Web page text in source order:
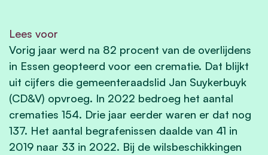
Lees voor
Vorig jaar werd na 82 procent van de overlijdens
in Essen geopteerd voor een crematie. Dat blijkt
uit cijfers die gemeenteraadslid Jan Suykerbuyk
(CD&V) opvroeg. In 2022 bedroeg het aantal
crematies 154. Drie jaar eerder waren er dat nog
137. Het aantal begrafenissen daalde van 41 in
2019 naar 33 in 2022. Bij de wilsbeschikkingen